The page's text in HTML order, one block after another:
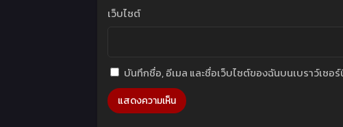
เว็บไซต์
บันทึกชื่อ, อีเมล และชื่อเว็บไซต์ของฉันบนเบราว์เซ